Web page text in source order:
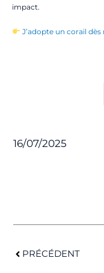
impact.
J’adopte un corail
16/07/2025
PRÉCÉDENT